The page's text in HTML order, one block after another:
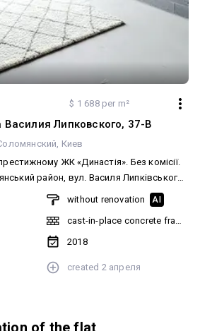
$ 1 688 per m²
Липковского, 37-В
Киев
ЖК «Династія». Без комісії.
район, вул. Василя Липківського,
9 поверсі 16-поверхового монолітно-
класу. (забудовник – Ковальська)
• Дві окремі кімнати • Роздільний
without renovation AI
cast-in-place concrete frame
2018
created 2 апреля
of the flat